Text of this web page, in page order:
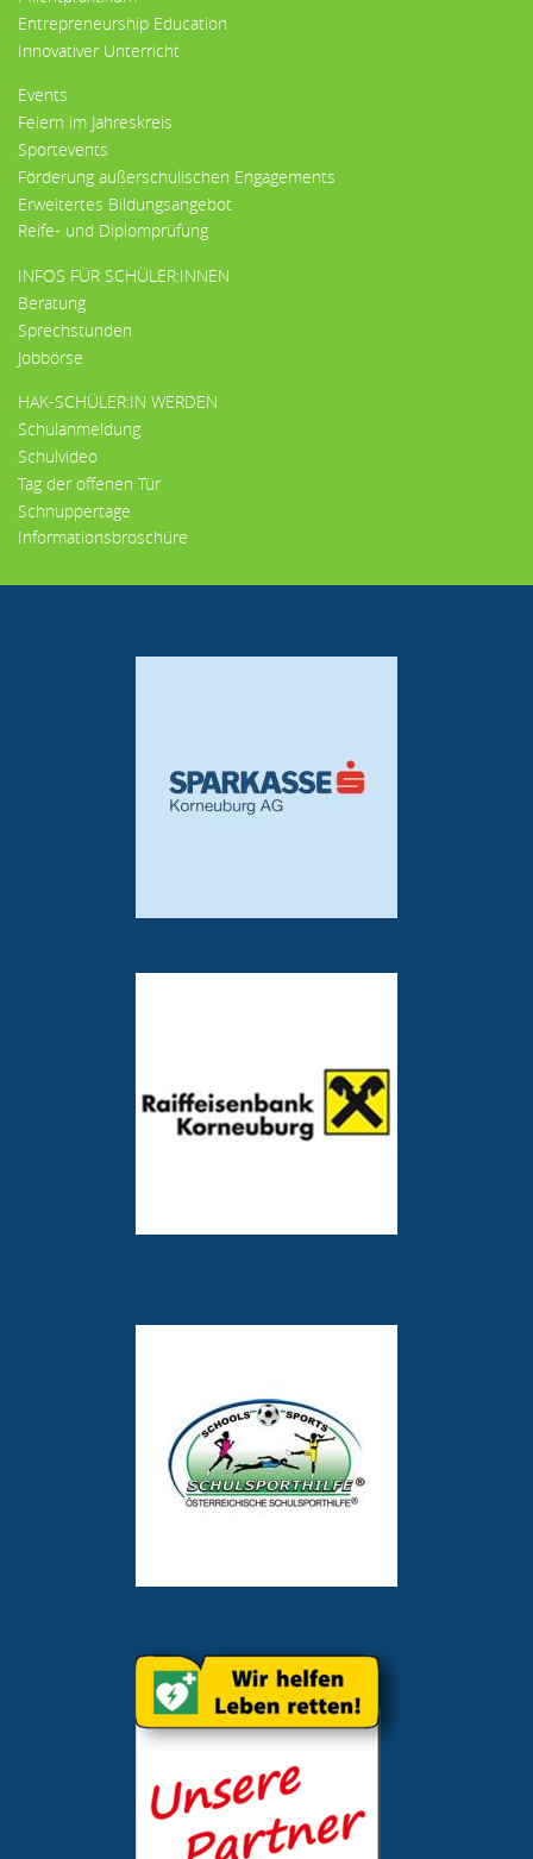
Entrepreneurship Education
Innovativer Unterricht
Events
Feiern im Jahreskreis
Sportevents
Förderung außerschulischen Engagements
Erweitertes Bildungsangebot
Reife- und Diplomprüfung
INFOS FÜR SCHÜLER:INNEN
Beratung
Sprechstunden
Jobbörse
HAK-SCHÜLER:IN WERDEN
Schulanmeldung
Schulvideo
Tag der offenen Tür
Schnuppertage
Informationsbroschüre